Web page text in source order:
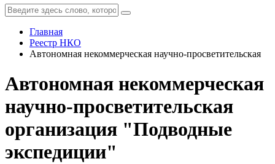
Главная
Реестр НКО
Автономная некоммерческая научно-просветительская
Автономная некоммерческая
научно-просветительская
организация "Подводные
экспедиции"